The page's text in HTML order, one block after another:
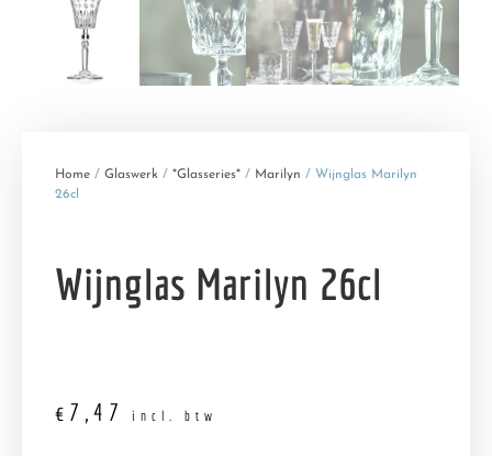
Home / Glaswerk / *Glasseries* / Marilyn / Wijnglas Marilyn
26cl
Wijnglas Marilyn 26cl
€ 7,47 incl. btw